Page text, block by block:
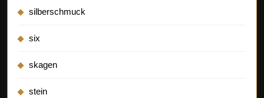
silberschmuck
six
skagen
stein